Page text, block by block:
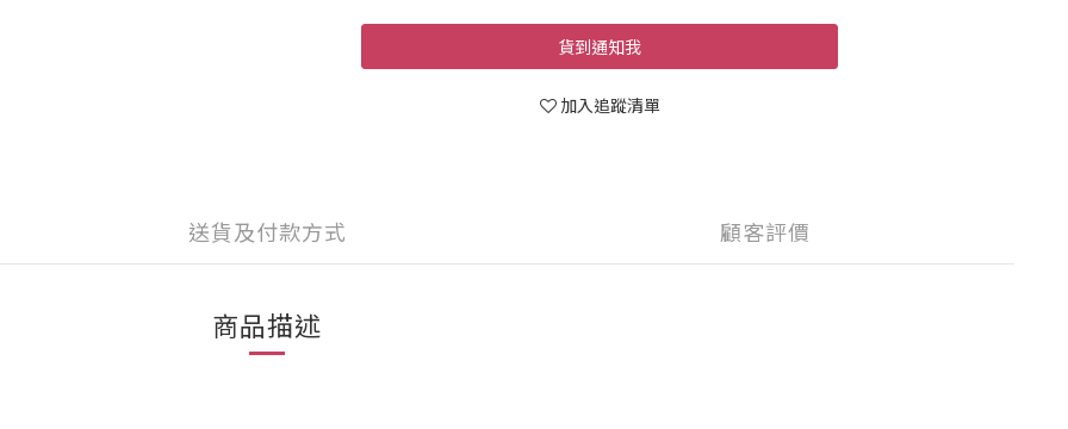
貨到通知我
加入追蹤清單
送貨及付款方式 顧客評價
商品描述